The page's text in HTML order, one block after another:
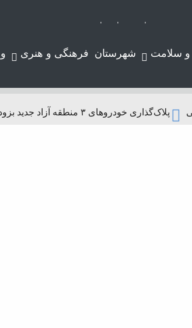
در هیاهوی روایت‌ها
عمیق به مردم
سلامت شهرستان فرهنگی و هنری
پلاک‌گذاری خودروهای ۳ منطقه آزاد جدید بزودی فراهم می شود